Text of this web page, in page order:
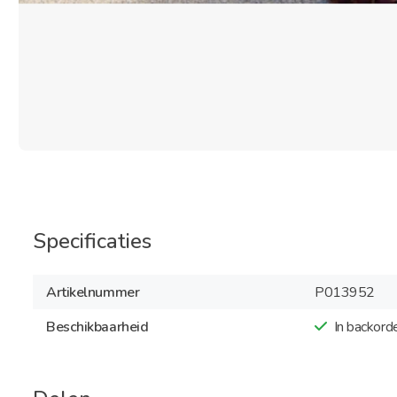
Specificaties
Artikelnummer
P013952
Beschikbaarheid
In